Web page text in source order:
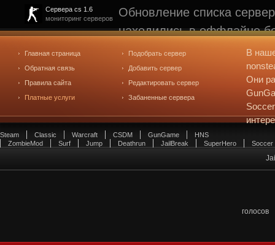
Сервера cs 1.6
мониторинг серверов
Обновление списка
находились в оффлайне
рейтинге не участвуют.
редактирования
.
Главная страница
Обратная связь
Правила сайта
Платные услуги
Подобрать сервер
Добавить сервер
Редактировать сервер
Забаненные сервера
В
Они
Steam Classic Warcraft CSDM GunGame
HNS
ZombieMod
Surf Jump Deathrun JailBreak SuperHero Soccer
голосов